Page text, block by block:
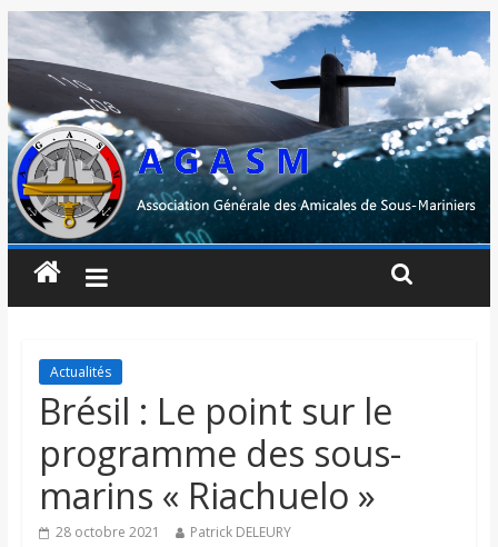
Actualités
Brésil : Le point sur le
programme des sous-
marins « Riachuelo »
28 octobre 2021 Patrick DELEURY